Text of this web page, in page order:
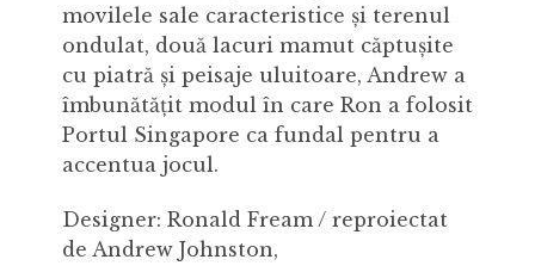
movilele sale caracteristice și terenul
ondulat, două lacuri mamut căptușite
cu piatră și peisaje uluitoare, Andrew a
îmbunătățit modul în care Ron a folosit
Portul Singapore ca fundal pentru a
accentua jocul.
Designer: Ronald Fream / reproiectat
de Andrew Johnston,